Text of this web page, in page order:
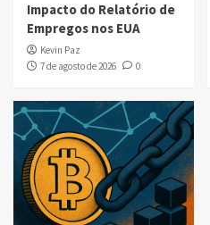
Impacto do Relatório de
Empregos nos EUA
Kevin Paz
7 de agosto de 2026
0